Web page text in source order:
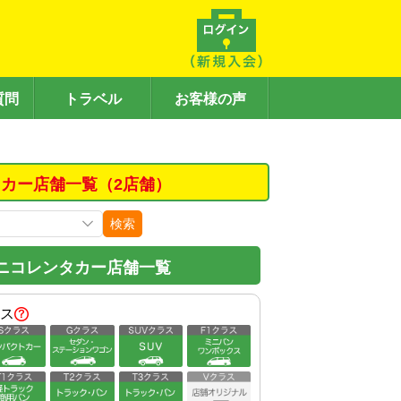
問 トラベル お客様の声
ー店舗一覧（2店舗）
検索
コレンタカー店舗一覧